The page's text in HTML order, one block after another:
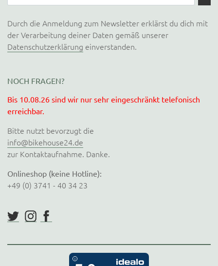
Durch die Anmeldung zum Newsletter erklärst du dich mit
der Verarbeitung deiner Daten gemäß unserer
Datenschutzerklärung einverstanden.
NOCH FRAGEN?
Bis 10.08.26 sind wir nur sehr eingeschränkt telefonisch
erreichbar.
Bitte nutzt bevorzugt die
info@bikehouse24.de
zur Kontaktaufnahme. Danke.
Onlineshop (keine Hotline):
+49 (0) 3741 - 40 34 23